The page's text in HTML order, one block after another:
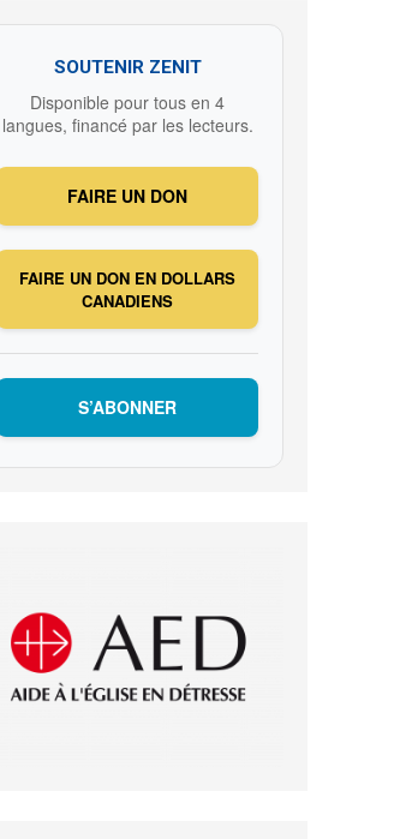
SOUTENIR ZENIT
Disponible pour tous en 4
langues, financé par les lecteurs.
FAIRE UN DON
FAIRE UN DON EN DOLLARS
CANADIENS
S’ABONNER